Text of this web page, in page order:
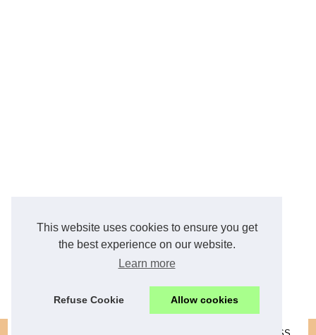
This website uses cookies to ensure you get
the best experience on our website.
Learn more
Refuse Cookie Allow cookies
RSS